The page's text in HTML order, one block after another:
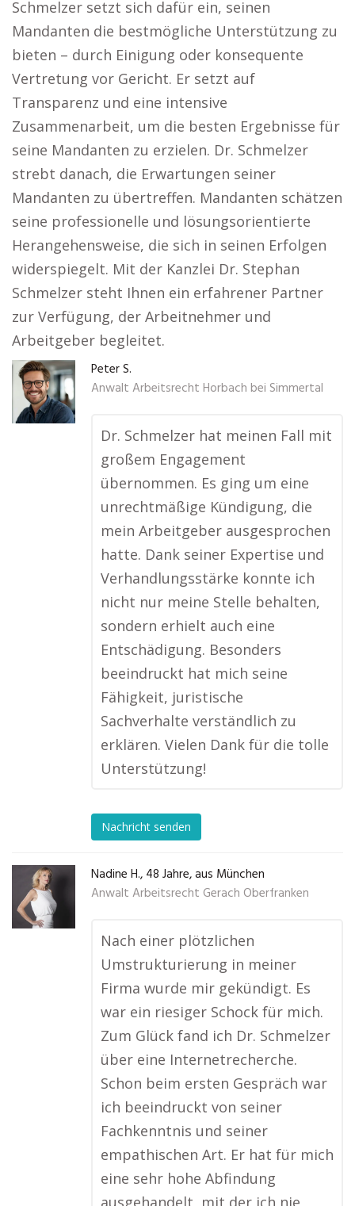
Schmelzer setzt sich dafür ein, seinen
Mandanten die bestmögliche Unterstützung zu
bieten – durch Einigung oder konsequente
Vertretung vor Gericht. Er setzt auf
Transparenz und eine intensive
Zusammenarbeit, um die besten Ergebnisse für
seine Mandanten zu erzielen. Dr. Schmelzer
strebt danach, die Erwartungen seiner
Mandanten zu übertreffen. Mandanten schätzen
seine professionelle und lösungsorientierte
Herangehensweise, die sich in seinen Erfolgen
widerspiegelt. Mit der Kanzlei Dr. Stephan
Schmelzer steht Ihnen ein erfahrener Partner
zur Verfügung, der Arbeitnehmer und
Arbeitgeber begleitet.
Peter S.
Anwalt Arbeitsrecht Horbach bei Simmertal
Dr. Schmelzer hat meinen Fall mit
großem Engagement
übernommen. Es ging um eine
unrechtmäßige Kündigung, die
mein Arbeitgeber ausgesprochen
hatte. Dank seiner Expertise und
Verhandlungsstärke konnte ich
nicht nur meine Stelle behalten,
sondern erhielt auch eine
Entschädigung. Besonders
beeindruckt hat mich seine
Fähigkeit, juristische
Sachverhalte verständlich zu
erklären. Vielen Dank für die tolle
Unterstützung!
Nachricht senden
Nadine H., 48 Jahre, aus München
Anwalt Arbeitsrecht Gerach Oberfranken
Nach einer plötzlichen
Umstrukturierung in meiner
Firma wurde mir gekündigt. Es
war ein riesiger Schock für mich.
Zum Glück fand ich Dr. Schmelzer
über eine Internetrecherche.
Schon beim ersten Gespräch war
ich beeindruckt von seiner
Fachkenntnis und seiner
empathischen Art. Er hat für mich
eine sehr hohe Abfindung
ausgehandelt, mit der ich nie